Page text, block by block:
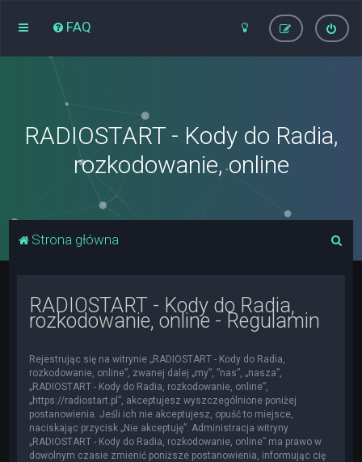
FAQ
RADIOSTART - Kody do Radia,
rozkodowanie, online
Strona główna
RADIOSTART - Kody do Radia,
rozkodowanie, online - Regulamin
Rejestrując się na witrynie „RADIOSTART - Kody do Radia,
rozkodowanie, online”, zwanej dalej „my”, ”nas”, „nasza”,
„RADIOSTART - Kody do Radia, rozkodowanie, online”,
„https://radiostart.pl”, akceptujesz wyszczególnione poniżej
postanowienia. Jeśli ich nie akceptujesz, opuść to miejsce,
naciskając przycisk „Nie akceptuję”. Administracja witryny
„RADIOSTART - Kody do Radia, rozkodowanie, online” ma prawo w
dowolnym czasie zmienić poniższe postanowienia, informując cię